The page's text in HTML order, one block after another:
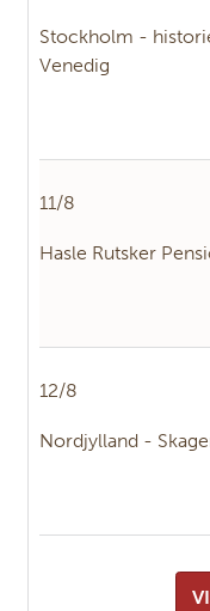
Stockholm -
Venedig
11/8
Hasle Rutsker
12/8
Nordjylland -